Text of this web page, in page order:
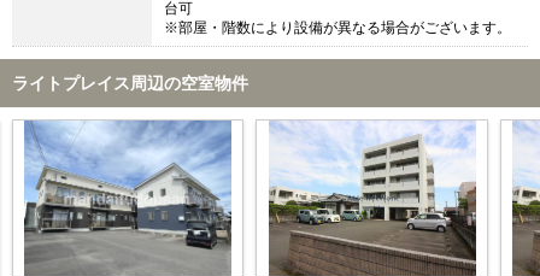
台可
※部屋・階数により設備が異なる場合がございます。
ライトプレイス周辺の空室物件